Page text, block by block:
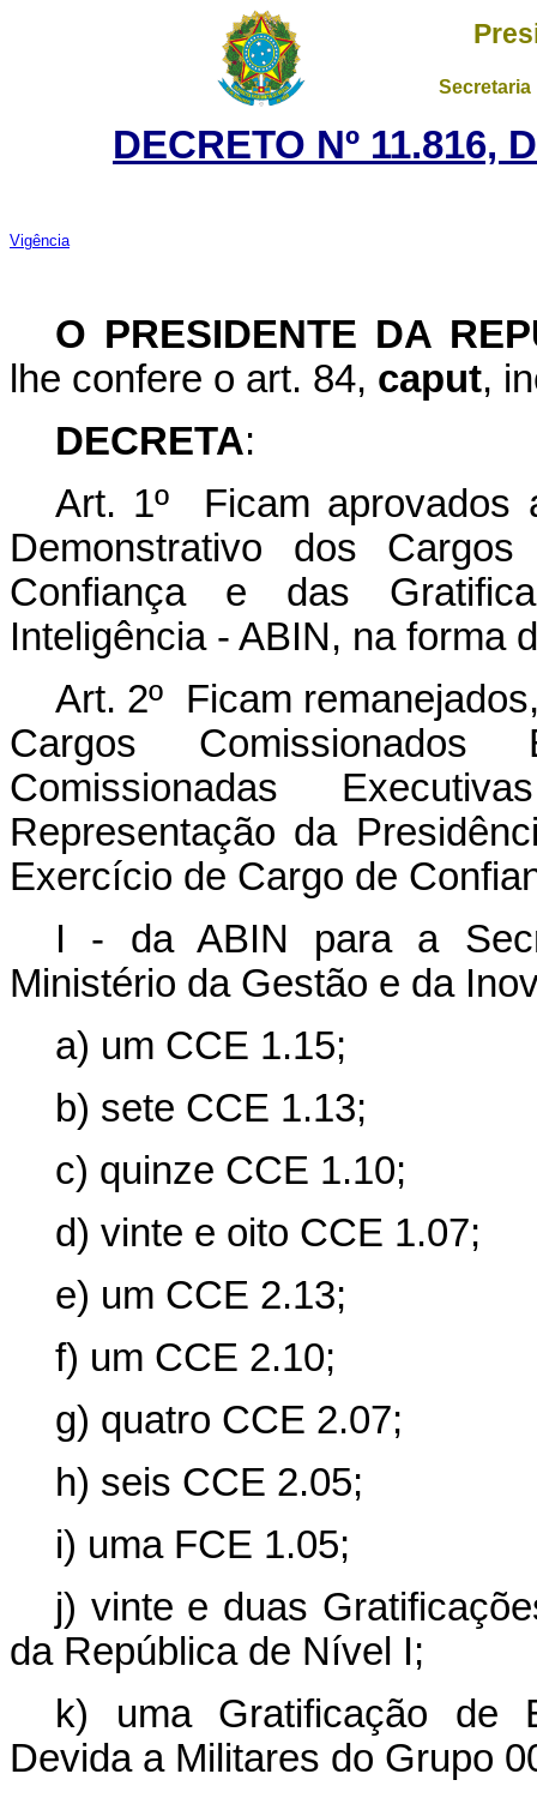
DECRETO Nº 11.816,
Vigência
O PRESIDENTE DA
lhe confere o art. 84, caput,
DECRETA:
Art. 1º Ficam aprovados
Demonstrativo dos
Confiança e das
Inteligência - ABIN, na forma
Art. 2º Ficam
Cargos
Comissionadas
Representação da
Exercício de Cargo de
I - da ABIN para a
Ministério da Gestão e da
a) um CCE 1.15;
b) sete CCE 1.13;
c) quinze CCE 1.10;
d) vinte e oito CCE 1.07;
e) um CCE 2.13;
f) um CCE 2.10;
g) quatro CCE 2.07;
h) seis CCE 2.05;
i) uma FCE 1.05;
j) vinte e duas
da República de Nível I;
k) umaGratificação de
Devida a Militares do Grupo